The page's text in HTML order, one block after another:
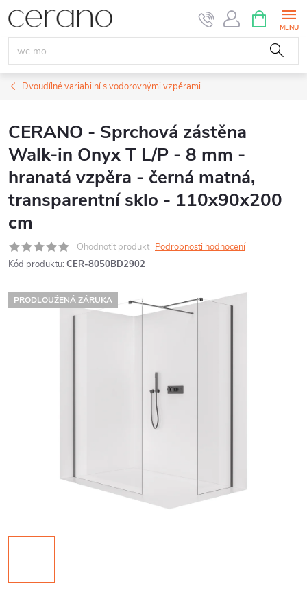
Přejít
na
obsah
NÁKUPNÍ
KOŠÍK
Dvoudílné variabilní s vodorovnými vzpěrami
CERANO - Sprchová zástěna
Walk-in Onyx T L/P - 8 mm -
hranatá vzpěra - černá matná,
transparentní sklo - 110x90x200
cm
Ohodnotit produkt Podrobnosti hodnocení
Kód produktu: CER-8050BD2902
PRODLOUŽENÁ ZÁRUKA